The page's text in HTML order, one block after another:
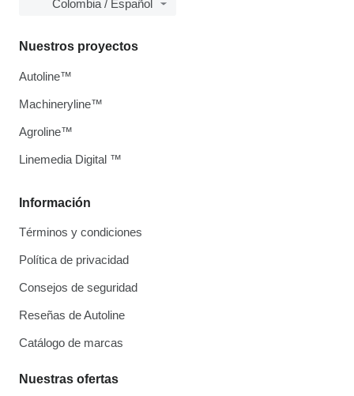
Colombia / Español
Información
Términos y condiciones
Política de privacidad
Consejos de seguridad
Reseñas de Autoline
Catálogo de marcas
Nuestras ofertas
Nuestros proyectos
Autoline™
Machineryline™
Agroline™
Linemedia Digital ™